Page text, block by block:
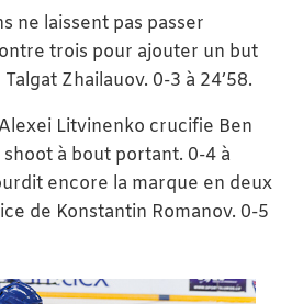
ne laissent pas passer
trois pour ajouter un but
Zhailauov. 0-3 à 24’58.
Litvinenko crucifie Ben
shoot à bout portant. 0-4 à
encore la marque en deux
de Konstantin Romanov. 0-5